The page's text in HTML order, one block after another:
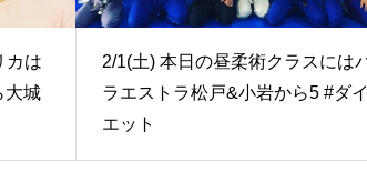
カは
大城
2/1(土) 本日の昼柔術クラスには
ラエストラ松戸&小岩から5 #ダイ
エット